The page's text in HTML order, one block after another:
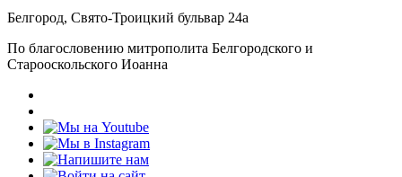
Белгород, Свято-Троицкий бульвар 24а
По благословению митрополита Белгородского и
Старооскольского Иоанна